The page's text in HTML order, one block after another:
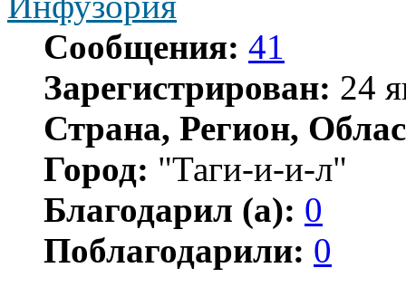
Сообщения: 41
Зарегистрирован: 24
Страна, Регион,
Город: "Таги-и-и-л"
Благодарил (а): 0
Поблагодарили: 0